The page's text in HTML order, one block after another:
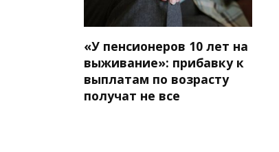
«У пенсионеров 10 лет на
выживание»: прибавку к
выплатам по возрасту
получат не все